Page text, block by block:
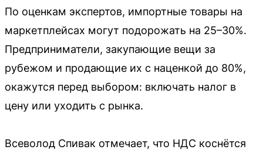
По оценкам экспертов, импортные товары на
маркетплейсах могут подорожать на 25–30%.
Предприниматели, закупающие вещи за
рубежом и продающие их с наценкой до 80%,
окажутся перед выбором: включать налог в
цену или уходить с рынка.
Всеволод Спивак отмечает, что НДС коснётся